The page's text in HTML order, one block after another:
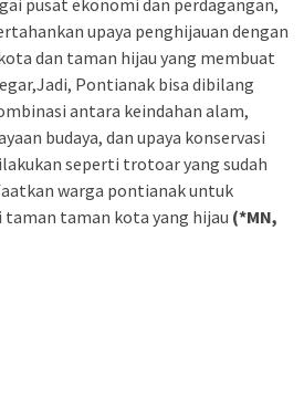
pusat ekonomi dan perdagangan,
upaya penghijauan dengan
dan taman hijau yang membuat
Pontianak bisa dibilang
antara keindahan alam,
budaya, dan upaya konservasi
seperti trotoar yang sudah
warga pontianak untuk
taman kota yang hijau (*MN,